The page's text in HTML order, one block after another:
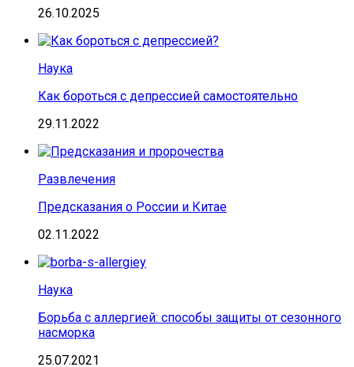
26.10.2025
Наука
Как бороться с депрессией самостоятельно
29.11.2022
Развлечения
Предсказания о России и Китае
02.11.2022
Наука
Борьба с аллергией: способы защиты от сезонного
насморка
25.07.2021